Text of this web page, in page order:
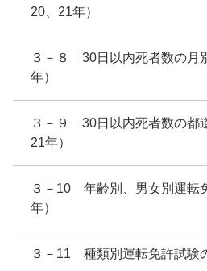
20、21年）
３－８ 30日以内死者数の月
年）
３－９ 30日以内死者数の都
21年）
３－10 年齢別、男女別運転
年）
３－11 種類別運転免許試験